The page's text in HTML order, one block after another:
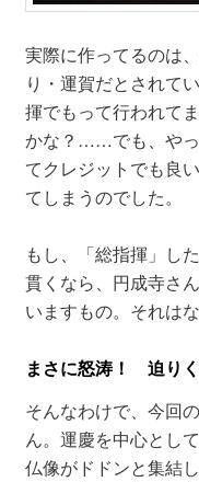
実際に作ってるのは
り・運賀だとされて
揮でもって行われて
かな？……でも、やっ
てクレジットでも良
てしまうのでした。
もし、「総指揮」し
貫くなら、円成寺さ
いますもの。それは
まさに怒涛！ 迫り
そんなわけで、今回
ん。運慶を中心とし
仏像がドドンと集結